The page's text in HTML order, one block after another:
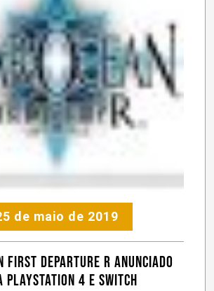
de maio de 2019
First Departure R anunciado
PlayStation 4 e Switch